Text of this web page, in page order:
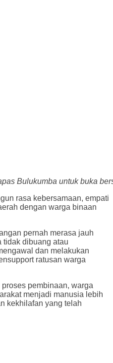
Bulukumba untuk buka
rasa kebersamaan, empati
dengan warga binaan
pernah merasa jauh
tidak dibuang atau
dan melakukan
ratusan warga
pembinaan, warga
menjadi manusia lebih
kekhilafan yang telah